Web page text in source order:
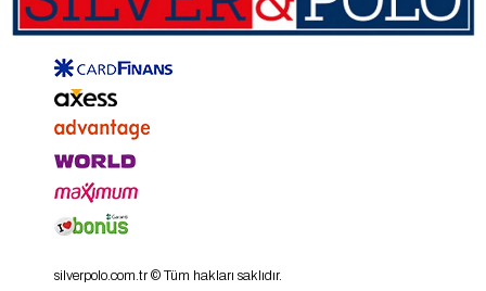
silverpolo.com.tr © Tüm hakları saklıdır.